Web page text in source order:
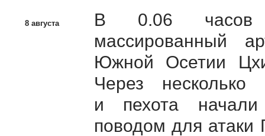
8 августа
В 0.06 часов
массированный
Южной Осетии
Через несколько
и пехота
поводом для